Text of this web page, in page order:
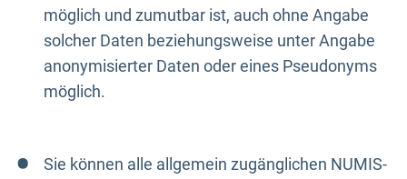
möglich und zumutbar ist, auch ohne Angabe
solcher Daten beziehungsweise unter Angabe
anonymisierter Daten oder eines Pseudonyms
möglich.
Sie können alle allgemein zugänglichen NUMIS-